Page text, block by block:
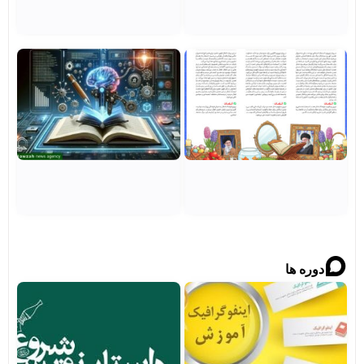
اینفوگرافی
| تحلیل
مضمون
پیام
نوروزی
مقام
معظم
رهبری
مشاهده
هوش
مصنوعی
در
خدمت
قرآن؛ از
کشف
لایه‌های
پنهان تا
تولید
دوره مجازی
آموزش
اینفوگرافیک
مشاهده